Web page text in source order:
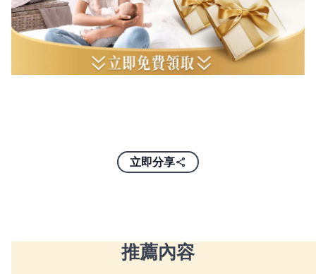
立即分享
推薦內容